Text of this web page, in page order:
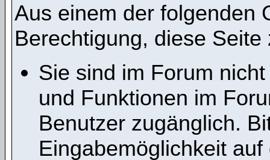
Aus einem der folgenden
Berechtigung, diese Seite
Sie sind im Forum
und Funktionen im
Benutzer zugänglich.
Eingabemöglichkeit